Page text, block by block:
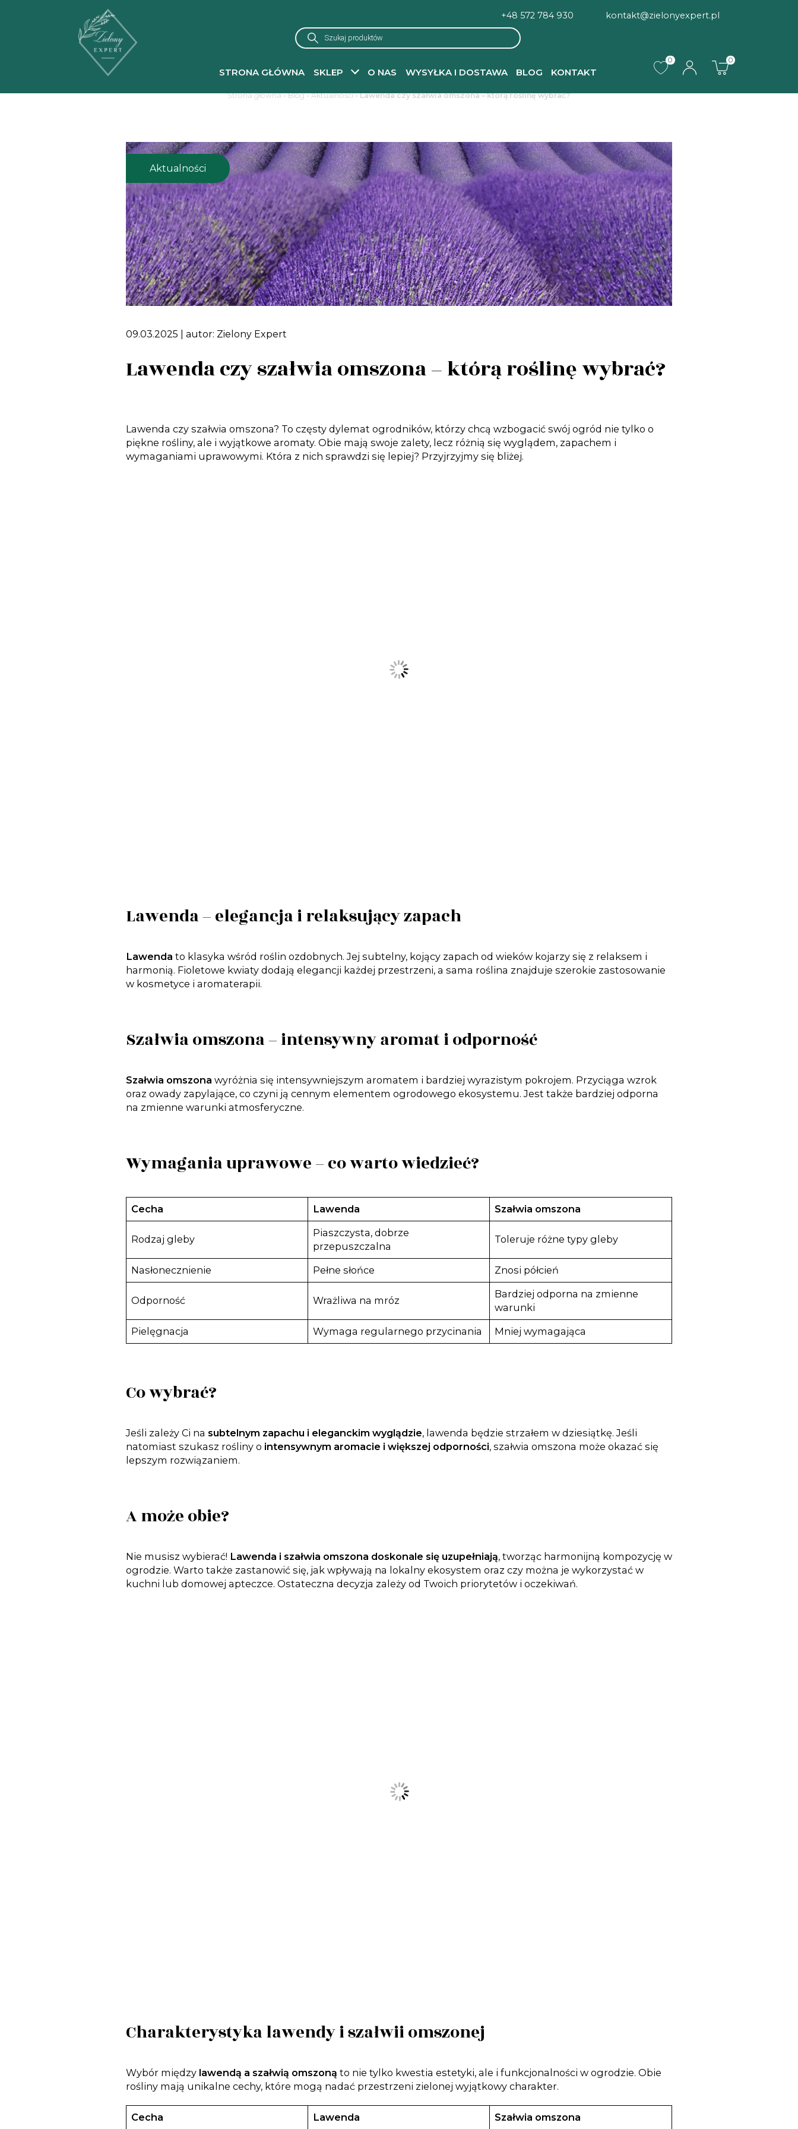
+48 572 784 930
kontakt@zielonyexpert.pl
Wyszukiwarka
produktów
STRONA GŁÓWNA SKLEP O NAS WYSYŁKA I DOSTAWA BLOG KONTAKT
0 0
Strona główna-Blog-Aktualności-Lawenda czy szałwia omszona – którą roślinę wybrać?
Aktualności
09.03.2025 | autor: Zielony Expert
Lawenda czy szałwia omszona – którą roślinę wybrać?
Lawenda czy szałwia omszona? To częsty dylemat ogrodników, którzy chcą wzbogacić swój ogród nie tylko o
piękne rośliny, ale i wyjątkowe aromaty. Obie mają swoje zalety, lecz różnią się wyglądem, zapachem i
wymaganiami uprawowymi. Która z nich sprawdzi się lepiej? Przyjrzyjmy się bliżej.
Lawenda – elegancja i relaksujący zapach
Lawenda to klasyka wśród roślin ozdobnych. Jej subtelny, kojący zapach od wieków kojarzy się z relaksem i
harmonią. Fioletowe kwiaty dodają elegancji każdej przestrzeni, a sama roślina znajduje szerokie zastosowanie
w kosmetyce i aromaterapii.
Szałwia omszona – intensywny aromat i odporność
Szałwia omszona wyróżnia się intensywniejszym aromatem i bardziej wyrazistym pokrojem. Przyciąga wzrok
oraz owady zapylające, co czyni ją cennym elementem ogrodowego ekosystemu. Jest także bardziej odporna
na zmienne warunki atmosferyczne.
Wymagania uprawowe – co warto wiedzieć?
Cecha Lawenda Szałwia omszona
Rodzaj gleby
Piaszczysta, dobrze
przepuszczalna
Toleruje różne typy gleby
Nasłonecznienie Pełne słońce Znosi półcień
Odporność Wrażliwa na mróz
Bardziej odporna na zmienne
warunki
Pielęgnacja
Wymaga regularnego przycinania Mniej wymagająca
Co wybrać?
Jeśli zależy Ci na subtelnym zapachu i eleganckim wyglądzie, lawenda będzie strzałem w dziesiątkę. Jeśli
natomiast szukasz rośliny o intensywnym aromacie i większej odporności, szałwia omszona może okazać się
lepszym rozwiązaniem.
A może obie?
Nie musisz wybierać! Lawenda i szałwia omszona doskonale się uzupełniają, tworząc harmonijną kompozycję w
ogrodzie. Warto także zastanowić się, jak wpływają na lokalny ekosystem oraz czy można je wykorzystać w
kuchni lub domowej apteczce. Ostateczna decyzja zależy od Twoich priorytetów i oczekiwań.
Charakterystyka lawendy i szałwii omszonej
Wybór między lawendą a szałwią omszoną to nie tylko kwestia estetyki, ale i funkcjonalności w ogrodzie. Obie
rośliny mają unikalne cechy, które mogą nadać przestrzeni zielonej wyjątkowy charakter.
Cecha Lawenda Szałwia omszona